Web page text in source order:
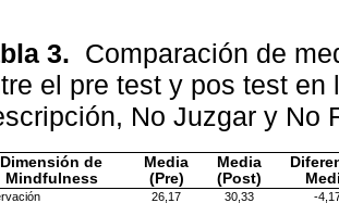
3. Comparación de
el pre test y pos test
No Juzgar y No
Dimensión de
Mindfulness
Media
(Pre)
Media
(Post)
26,17 30,33
-